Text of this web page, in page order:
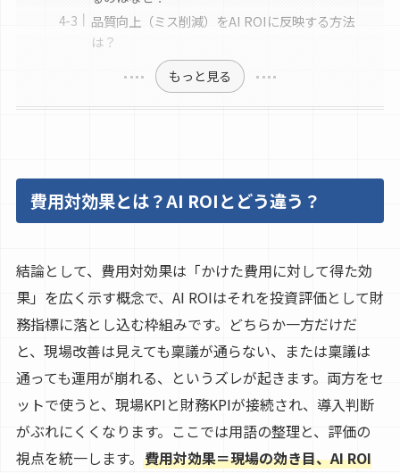
品質向上（ミス削減）をAI ROIに反映する方法
は？
もっと見る
費用対効果とは？AI ROIとどう違う？
結論として、費用対効果は「かけた費用に対して得た効
果」を広く示す概念で、AI ROIはそれを投資評価として財
務指標に落とし込む枠組みです。どちらか一方だけだ
と、現場改善は見えても稟議が通らない、または稟議は
通っても運用が崩れる、というズレが起きます。両方をセ
ットで使うと、現場KPIと財務KPIが接続され、導入判断
がぶれにくくなります。ここでは用語の整理と、評価の
視点を統一します。 費用対効果＝現場の効き目、AI ROI